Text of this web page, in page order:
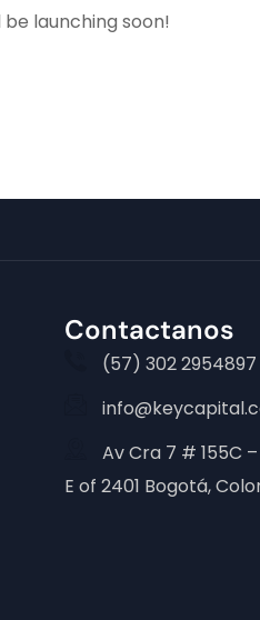
launching soon!
Contactanos
(57) 302 2954897
Av Cra 7 # 155C
E of 2401 Bogotá,